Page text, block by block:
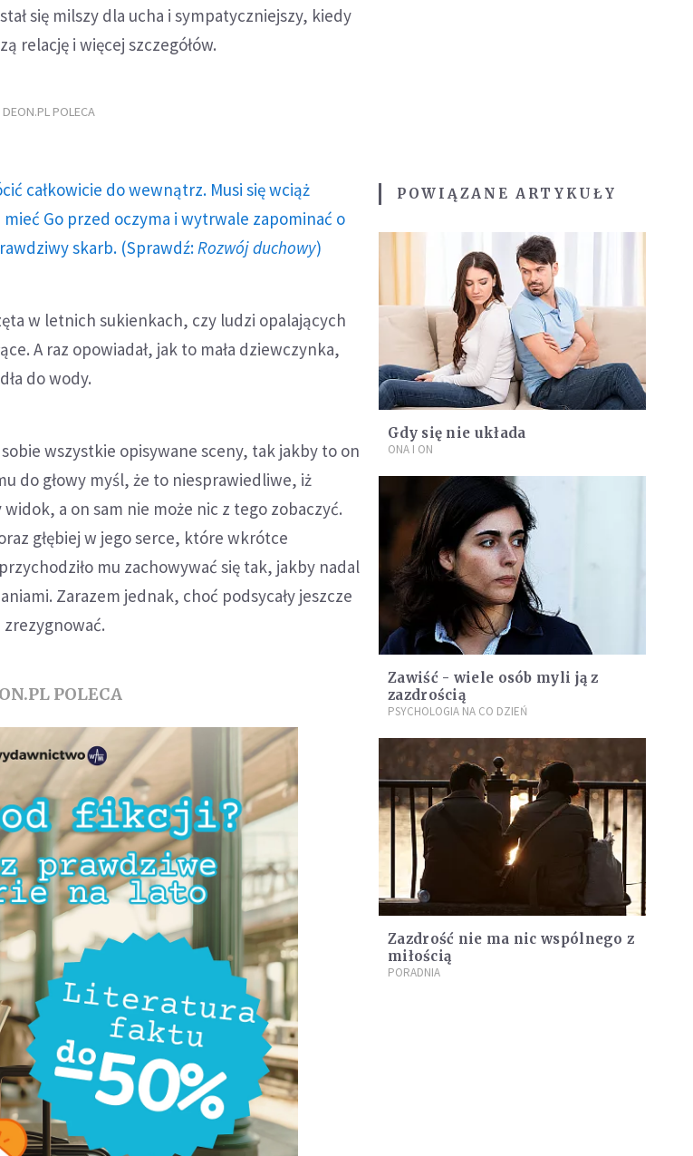
się milszy dla ucha i sympatyczniejszy, kiedy
relację i więcej szczegółów.
DEON.PL POLECA
całkowicie do wewnątrz. Musi się wciąż
Go przed oczyma i wytrwale zapominać o
skarb. (Sprawdź: Rozwój duchowy)
w letnich sukienkach, czy ludzi opalających
A raz opowiadał, jak to mała dziewczynka,
do wody.
sobie wszystkie opisywane sceny, tak jakby to on
do głowy myśl, że to niesprawiedliwe, iż
a on sam nie może nic z tego zobaczyć.
głębiej w jego serce, które wkrótce
mu zachowywać się tak, jakby nadal
Zarazem jednak, choć podsycały jeszcze
zrezygnować.
POLECA
POWIĄZANE ARTYKUŁY
Gdy się nie układa
ONA I ON
Zawiść - wiele osób myli ją z
zazdrością
PSYCHOLOGIA NA CO DZIEŃ
Zazdrość nie ma nic wspólnego z
miłością
PORADNIA